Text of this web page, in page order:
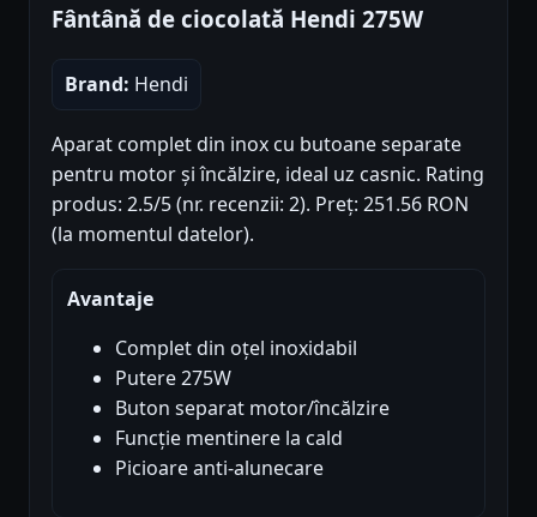
Fântână de ciocolată Hendi 275W
Brand: Hendi
Aparat complet din inox cu butoane separate
pentru motor și încălzire, ideal uz casnic. Rating
produs: 2.5/5 (nr. recenzii: 2). Preț: 251.56 RON
(la momentul datelor).
Avantaje
Complet din oțel inoxidabil
Putere 275W
Buton separat motor/încălzire
Funcție mentinere la cald
Picioare anti-alunecare